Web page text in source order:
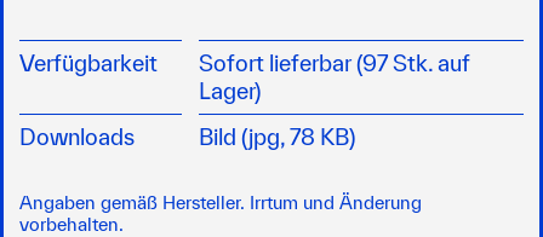
Verfügbarkeit
Sofort lieferbar (97 Stk. auf
Lager)
Downloads
Bild (jpg, 78 KB)
Angaben gemäß Hersteller. Irrtum und Änderung
vorbehalten.